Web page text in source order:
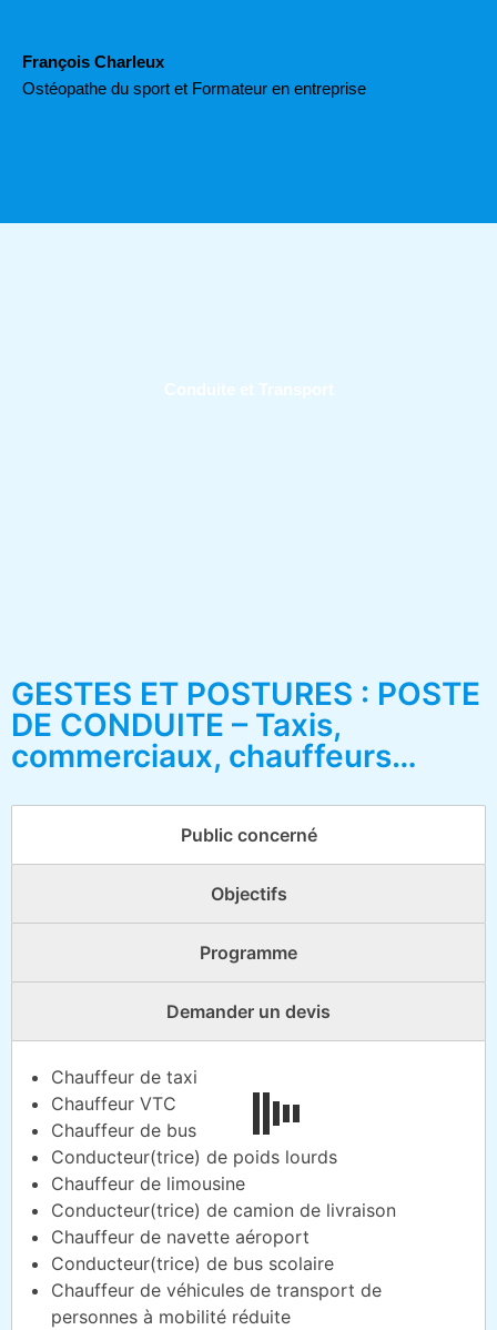
contenu
François Charleux
Ostéopathe du sport et Formateur en entreprise
Conduite et Transport
GESTES ET POSTURES : POSTE
DE CONDUITE – Taxis,
commerciaux, chauffeurs…
Public concerné
Objectifs
Programme
Demander un devis
Chauffeur de taxi
Chauffeur VTC
Chauffeur de bus
Conducteur(trice) de poids lourds
Chauffeur de limousine
Conducteur(trice) de camion de livraison
Chauffeur de navette aéroport
Conducteur(trice) de bus scolaire
Chauffeur de véhicules de transport de
personnes à mobilité réduite